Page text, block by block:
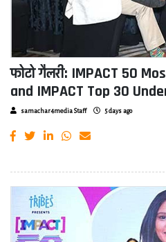
फोटो गैलरी: IMPACT 50
and IMPACT Top 30
samachar4media Staff 5 days ago